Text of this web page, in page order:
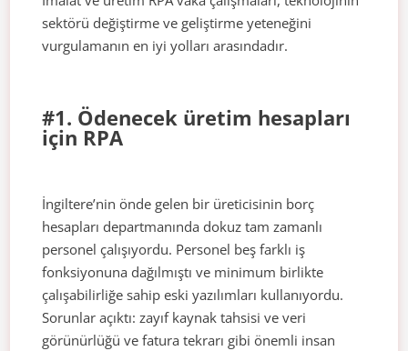
sektörü değiştirme ve geliştirme yeteneğini
vurgulamanın en iyi yolları arasındadır.
#1. Ödenecek üretim hesapları
için RPA
İngiltere’nin önde gelen bir üreticisinin borç
hesapları departmanında dokuz tam zamanlı
personel çalışıyordu. Personel beş farklı iş
fonksiyonuna dağılmıştı ve minimum birlikte
çalışabilirliğe sahip eski yazılımları kullanıyordu.
Sorunlar açıktı: zayıf kaynak tahsisi ve veri
görünürlüğü ve fatura tekrarı gibi önemli insan